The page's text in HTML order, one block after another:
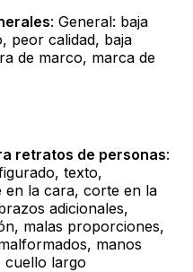
: General: baja
peor calidad, baja
de marco, marca de
retratos de personas:
texto,
en la cara, corte en la
adicionales,
malas proporciones,
manos
cuello largo